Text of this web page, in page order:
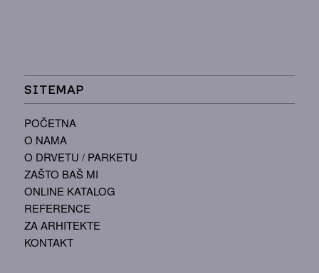
SITEMAP
POČETNA
O NAMA
O DRVETU / PARKETU
ZAŠTO BAŠ MI
ONLINE KATALOG
REFERENCE
ZA ARHITEKTE
KONTAKT